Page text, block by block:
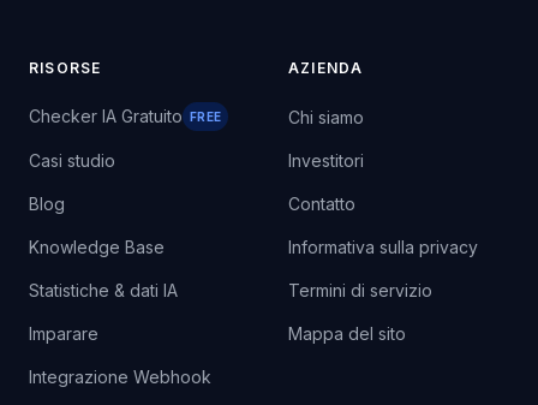
RISORSE
Checker IA Gratuito FREE
Casi studio
Blog
Knowledge Base
Statistiche & dati IA
Imparare
Integrazione Webhook
AZIENDA
Chi siamo
Investitori
Contatto
Informativa sulla privacy
Termini di servizio
Mappa del sito